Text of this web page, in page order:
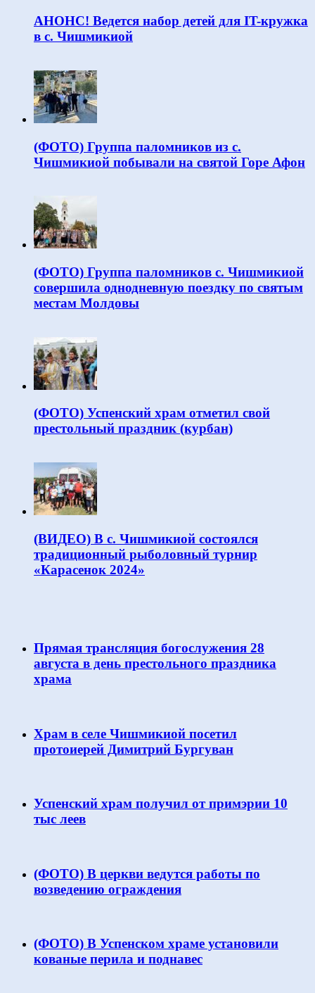
АНОНС! Ведется набор детей для IT-кружка
в с. Чишмикиой
(ФОТО) Группа паломников из с.
Чишмикиой побывали на святой Горе Афон
(ФОТО) Группа паломников с. Чишмикиой
совершила однодневную поездку по святым
местам Молдовы
(ФОТО) Успенский храм отметил свой
престольный праздник (курбан)
(ВИДЕО) В с. Чишмикиой состоялся
традиционный рыболовный турнир
«Карасенок 2024»
Прямая трансляция богослужения 28
августа в день престольного праздника
храма
Храм в селе Чишмикиой посетил
протоиерей Димитрий Бургуван
Успенский храм получил от примэрии 10
тыс леев
(ФОТО) В церкви ведутся работы по
возведению ограждения
(ФОТО) В Успенском храме установили
кованые перила и поднавес